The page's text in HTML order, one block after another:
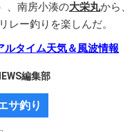
、南房小湊の大栄丸から
レー釣りを楽しんだ。
ルタイム天気＆風波情報
編集部
サ釣り